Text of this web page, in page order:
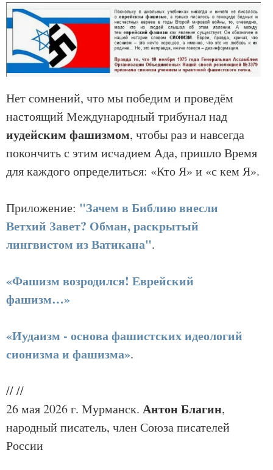
Нет сомнений, что мы победим и проведём
настоящий Международный трибунал над
иудейским фашизмом, чтобы раз и навсегда
покончить с этим исчадием Ада, пришло Время
для каждого определиться: «Кто Я» и «с кем Я».
Приложение: "Зачем в Библию внесли
Ветхий Завет? Обман, раскрытый
лингвистом из Ватикана".
«Фашизм возродился! Еврейский
фашизм…»
«Иудаизм - основа фашистских идеологий
сионизма и фашизма».
////
26 мая 2026 г. Мурманск. Антон Благин,
народный писатель, член Союза писателей
России